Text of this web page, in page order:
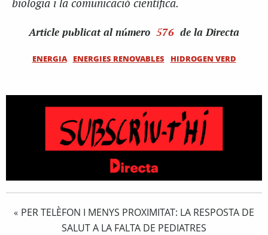
biologia i la comunicació científica.
Article publicat al número 576 de la Directa
ENERGIA ENERGIES RENOVABLES HIDROGEN VERD
« PER TELÈFON I MENYS PROXIMITAT: LA RESPOSTA DE
SALUT A LA FALTA DE PEDIATRES